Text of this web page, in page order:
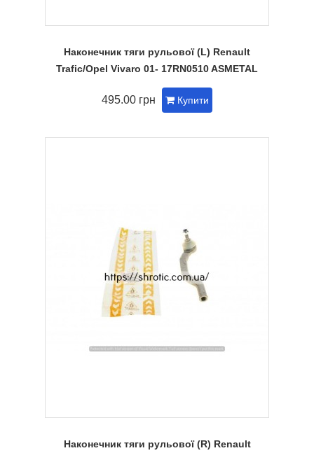
Наконечник тяги рульової (L) Renault
Trafic/Opel Vivaro 01- 17RN0510 ASMETAL
495.00 грн Купити
Наконечник тяги рульової (R) Renault